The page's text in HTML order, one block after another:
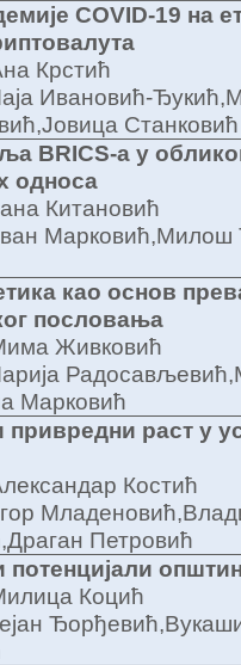
COVID-19 на
Крстић
Ивановић-
Станковић
BRICS-а у
односа
Китановић
Марковић,Милош
као основ
пословања
Живковић
Марковић
привредни раст у
Костић
Петровић
потенцијали
Коцић